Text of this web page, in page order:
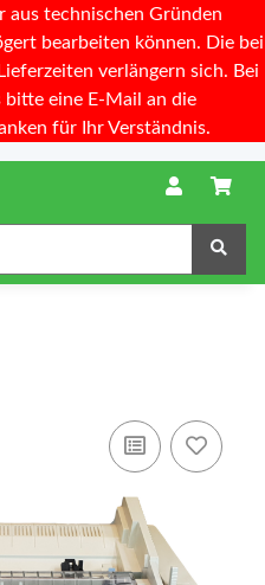
aus technischen Gründen
bearbeiten können. Die bei
verlängern sich. Bei
bitte eine E-Mail an die
für Ihr Verständnis.